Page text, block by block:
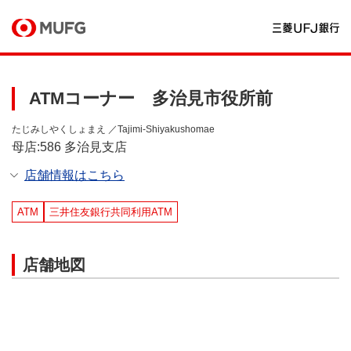
ATMコーナー 多治見市役所前
たじみしやくしょまえ ／Tajimi-Shiyakushomae
母店:586 多治見支店
店舗情報はこちら
ATM 三井住友銀行共同利用ATM
店舗地図